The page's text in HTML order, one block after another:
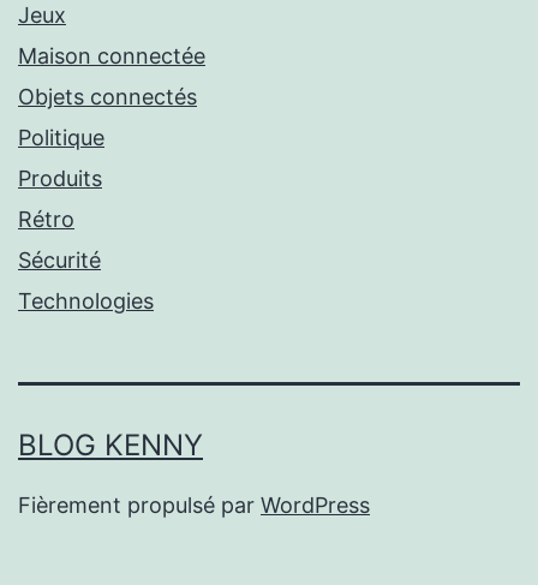
Jeux
Maison connectée
Objets connectés
Politique
Produits
Rétro
Sécurité
Technologies
BLOG KENNY
Fièrement propulsé par WordPress